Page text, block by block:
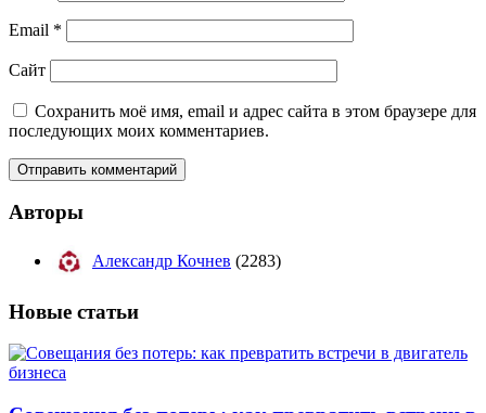
Email *
Сайт
Сохранить моё имя, email и адрес сайта в этом браузере для
последующих моих комментариев.
Авторы
Александр Кочнев (2283)
Новые статьи